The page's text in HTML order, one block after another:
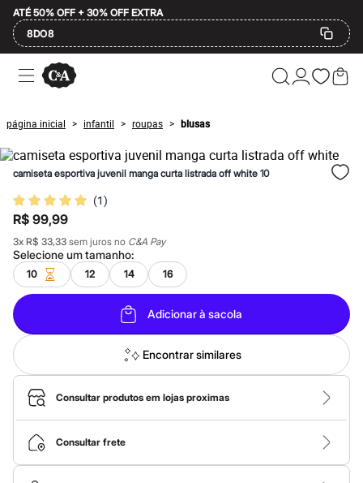
ATÉ 50% OFF + 30% OFF EXTRA
8DO8
Ofertas
Compre por Departamento
Masculino
Infantil
Calçados
Mindse7
Plus Size
Até 20% off
Até 40% off
Até 60% off
A partir de 60% off
Feminino
Em alta
Inverno
Alfaiataria
Novidades
Roupas
Blusas e Camisetas
Básicos
Calças
Casacos e Jaquetas
Jeans
Macacões
Saias
Shorts e Bermudas
Vestidos
Acessórios
página inicial > infantil > roupas > blusas
camiseta esportiva juvenil manga curta listrada off white 10
(1)
R$ 99,99
3x R$ 33,33 sem juros no C&A Pay
Selecione umtamanho:
10 12 14 16
Adicionar à sacola
Encontrar similares
Consultar produtos em lojas proximas
Consultar frete